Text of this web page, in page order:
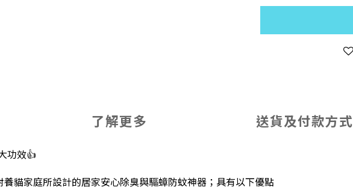
了解更多 送貨及付款方式
功效👍
貓家庭所設計的居家安心除臭與驅蟑防蚊神器；具有以下優點